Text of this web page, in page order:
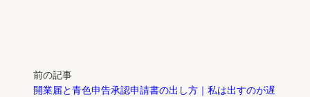
前の記事
開業届と青色申告承認申請書の出し方｜私は出すのが遅